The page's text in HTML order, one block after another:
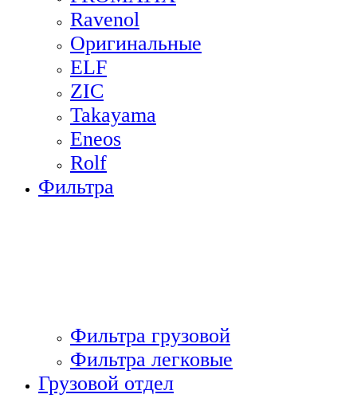
Ravenol
Оригинальные
ELF
ZIC
Takayama
Eneos
Rolf
Фильтра
Фильтра грузовой
Фильтра легковые
Грузовой отдел